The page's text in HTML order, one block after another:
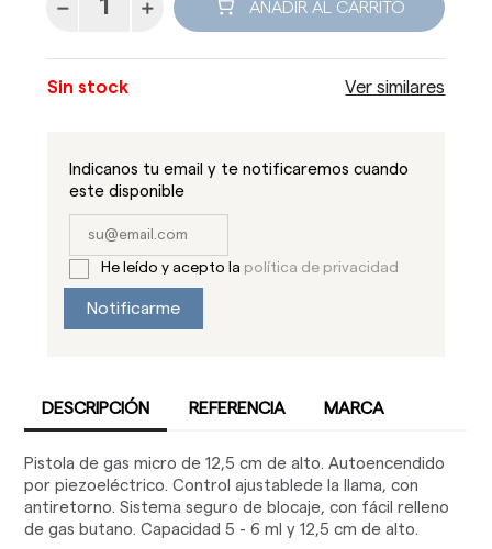
AÑADIR AL CARRITO
Sin stock Ver similares
Indicanos tu email y te notificaremos cuando
este disponible
He leído y acepto la política de privacidad
Notificarme
DESCRIPCIÓN REFERENCIA MARCA
Pistola de gas micro de 12,5 cm de alto. Autoencendido
por piezoeléctrico. Control ajustablede la llama, con
antiretorno. Sistema seguro de blocaje, con fácil relleno
de gas butano. Capacidad 5 - 6 ml y 12,5 cm de alto.